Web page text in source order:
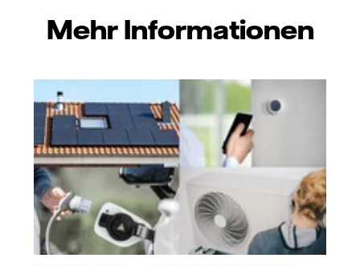
Mehr Informationen